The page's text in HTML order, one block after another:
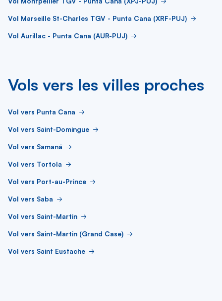
Vol Marseille St-Charles TGV - Punta Cana (XRF-PUJ)
Vol Aurillac - Punta Cana (AUR-PUJ)
Vols vers les villes proches
Vol vers Punta Cana
Vol vers Saint-Domingue
Vol vers Samaná
Vol vers Tortola
Vol vers Port-au-Prince
Vol vers Saba
Vol vers Saint-Martin
Vol vers Saint-Martin (Grand Case)
Vol vers Saint Eustache